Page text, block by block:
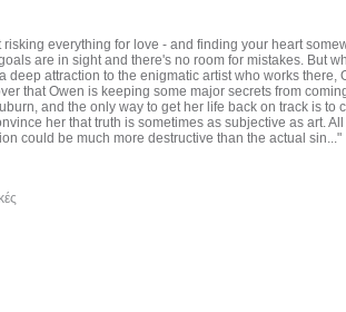
everything for love - and finding your heart
are in sight and there's no room for mistakes. But
attraction to the enigmatic artist who works there,
that Owen is keeping some major secrets from
and the only way to get her life back on track is to
her that truth is sometimes as subjective as art.
could be much more destructive than the actual sin..."